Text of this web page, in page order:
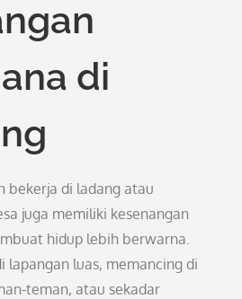
di
bekerja di ladang atau
juga memiliki kesenangan
hidup lebih berwarna.
lapangan luas, memancing di
teman, atau sekadar